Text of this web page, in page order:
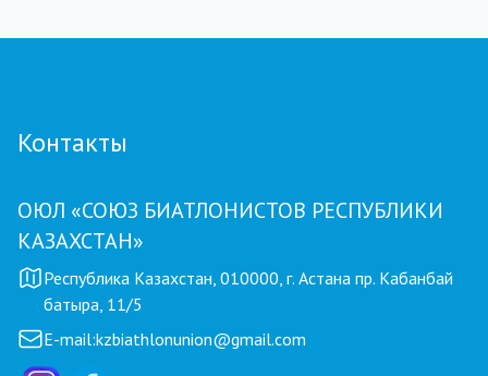
Контакты
ОЮЛ «СОЮЗ БИАТЛОНИСТОВ РЕСПУБЛИКИ
КАЗАХСТАН»
Республика Казахстан, 010000, г. Астана пр. Кабанбай
батыра, 11/5
E-mail:kzbiathlonunion@gmail.com